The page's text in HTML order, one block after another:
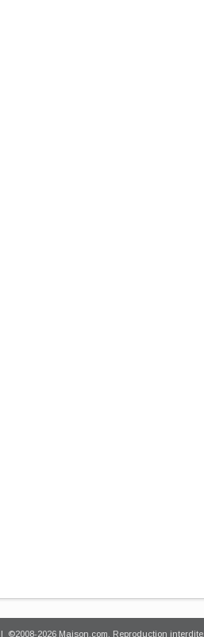
| ©2008-2026 Maison.com. Reproduction interdite.